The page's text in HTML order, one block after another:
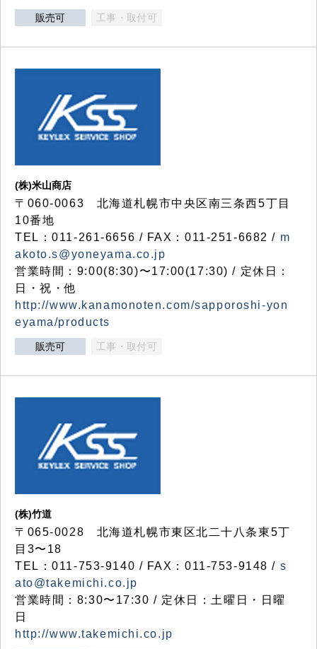
販売可 工事・取付可
(株)米山商店
〒060-0063 北海道札幌市中央区南三条西5丁目
10番地
TEL：011-261-6656 / FAX：011-251-6682 / m
akoto.s@yoneyama.co.jp
営業時間：9:00(8:30)〜17:00(17:30) / 定休日：
日・祝・他
http://www.kanamonoten.com/sapporoshi-yon
eyama/products
販売可 工事・取付可
(株)竹道
〒065-0028 北海道札幌市東区北二十八条東5丁
目3〜18
TEL：011-753-9140 / FAX：011-753-9148 / s
ato@takemichi.co.jp
営業時間：8:30〜17:30 / 定休日：土曜日・日曜
日
http://www.takemichi.co.jp